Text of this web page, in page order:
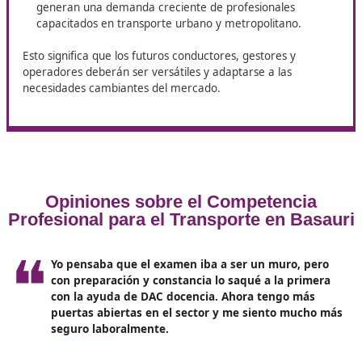
La duración del curso varía según la modalidad
dependiendo de si se realiza de forma presencial, a
online, de 110 horas, que puedes hacer cómodamente
casa o donde prefieras. Consúltanos sin compromiso.
Tendencias y futuras
perspectivas en el sector del
Es inevitable reflexionar sobre lastendencias que
el futuro del transporte en España.Algunos
destacados incluyen: